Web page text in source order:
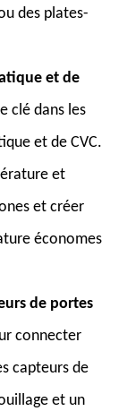
des plates-
et de
clé dans les
et de CVC.
et
et créer
économes
de portes
connecter
capteurs de
et un